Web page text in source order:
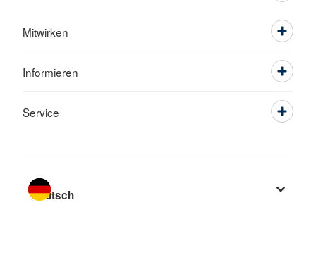
Mitwirken
Informieren
Service
Sprache wechseln zu